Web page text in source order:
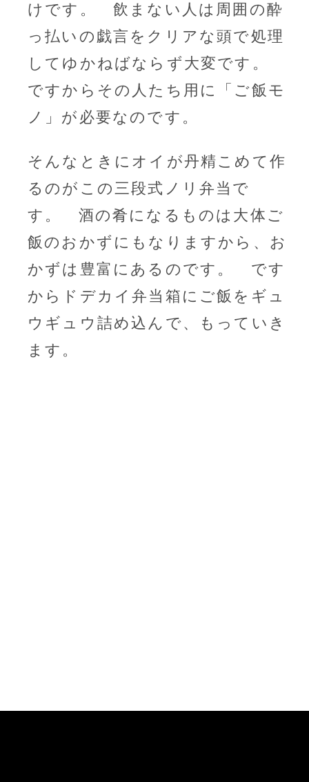
けです。 飲まない人は周囲の酔
っ払いの戯言をクリアな頭で処理
してゆかねばならず大変です。
ですからその人たち用に「ご飯モ
ノ」が必要なのです。
そんなときにオイが丹精こめて作
るのがこの三段式ノリ弁当で
す。 酒の肴になるものは大体ご
飯のおかずにもなりますから、お
かずは豊富にあるのです。 です
からドデカイ弁当箱にご飯をギュ
ウギュウ詰め込んで、もっていき
ます。